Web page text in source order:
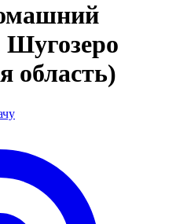
Шугозеро
область)